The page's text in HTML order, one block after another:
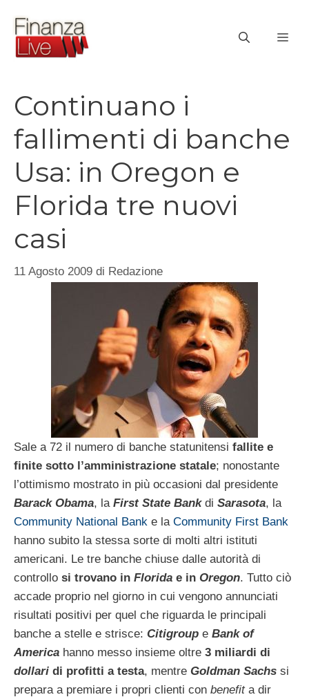
contenuto
Continuano i
fallimenti di banche
Usa: in Oregon e
Florida tre nuovi
casi
11 Agosto 2009 di Redazione
Sale a 72 il numero di banche statunitensi fallite e
finite sotto l’amministrazione statale; nonostante
l’ottimismo mostrato in più occasioni dal presidente
Barack Obama, la First State Bankdi Sarasota, la
Community National Bank e la Community First Bank
hanno subito la stessa sorte di molti altri istituti
americani. Le tre banche chiuse dalle autorità di
controllo si trovano in Florida e in Oregon. Tutto ciò
accade proprio nel giorno in cui vengono annunciati
risultati positivi per quel che riguarda le principali
banche a stelle e strisce: Citigroup e Bank of
America hanno messo insieme oltre 3 miliardi di
dollari di profitti a testa, mentre Goldman Sachs si
prepara a premiare i propri clienti con benefita dir